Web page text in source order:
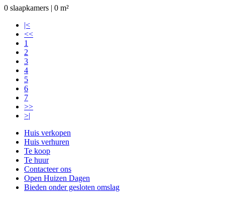
0 slaapkamers | 0 m²
|<
<<
1
2
3
4
5
6
7
>>
>|
Huis verkopen
Huis verhuren
Te koop
Te huur
Contacteer ons
Open Huizen Dagen
Bieden onder gesloten omslag